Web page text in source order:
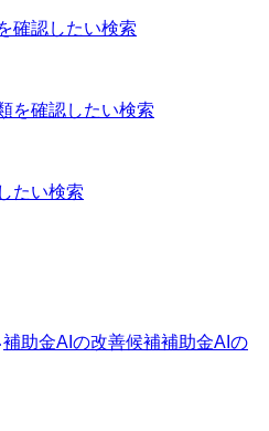
確認したい検索
を確認したい検索
たい検索
補助金AI の改善候補補助金AI の